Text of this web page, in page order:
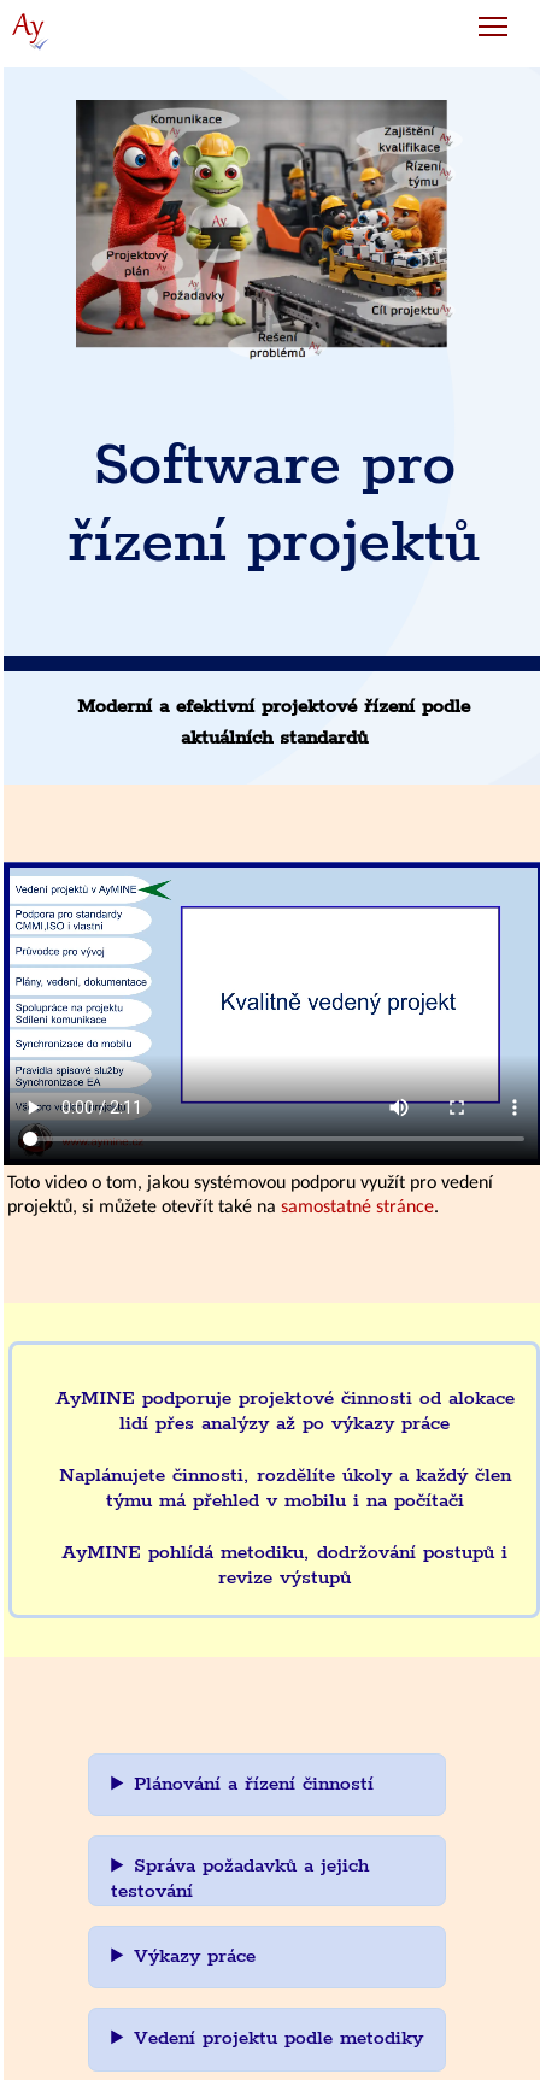
Software pro
řízení projektů
Moderní a efektivní projektové řízení podle
aktuálních standardů
Toto video o tom, jakou systémovou podporu využít pro vedení
projektů, si můžete otevřít také nasamostatné stránce.
AyMINE podporuje projektové činnosti od alokace
lidí přes analýzy až po výkazy práce
Naplánujete činnosti, rozdělíte úkoly a každý člen
týmu má přehled v mobilu i na počítači
AyMINE pohlídá metodiku, dodržování postupů i
revize výstupů
Plánování a řízení činností
Správa požadavků a jejich
testování
Výkazy práce
Vedení projektu podle metodiky